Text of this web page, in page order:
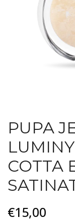
PUPA
COTTA
€15,00